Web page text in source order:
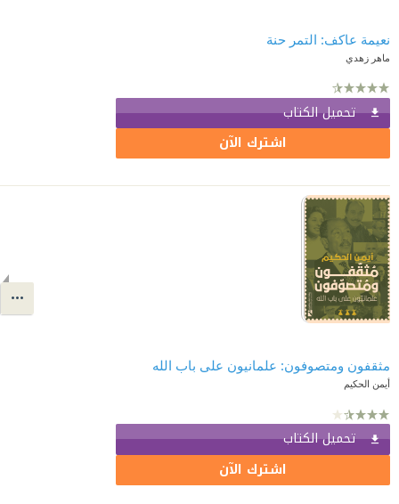
نعيمة عاكف: التمر حنة
ماهر زهدي
تحميل الكتاب
اشترك الآن
مثقفون ومتصوفون: علمانيون على باب الله
أيمن الحكيم
تحميل الكتاب
اشترك الآن